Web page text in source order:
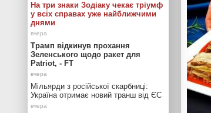
На три знаки Зодіаку чекає тріумф
у всіх справах уже найближчими
днями
Трамп відкинув прохання
Зеленського щодо ракет для
Patriot, - FT
Мільярди з російської скарбниці:
Україна отримає новий транш від ЄС